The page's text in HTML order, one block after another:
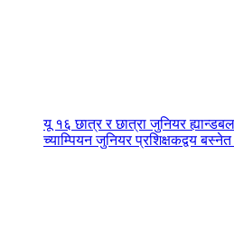
यू १६ छात्र र छात्रा जुनियर
च्याम्पियन जुनियर प्रशिक्षकद्वय